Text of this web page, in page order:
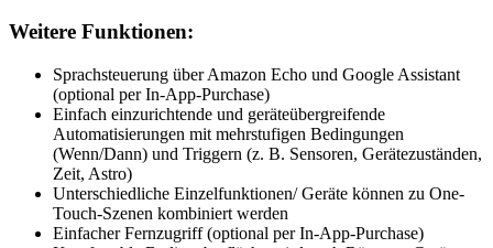
Weitere Funktionen:
Sprachsteuerung über Amazon Echo und Google Assistant
(optional per In-App-Purchase)
Einfach einzurichtende und geräteübergreifende
Automatisierungen mit mehrstufigen Bedingungen
(Wenn/Dann) und Triggern (z. B. Sensoren, Gerätezuständen,
Zeit, Astro)
Unterschiedliche Einzelfunktionen/ Geräte können zu One-
Touch-Szenen kombiniert werden
Einfacher Fernzugriff (optional per In-App-Purchase)